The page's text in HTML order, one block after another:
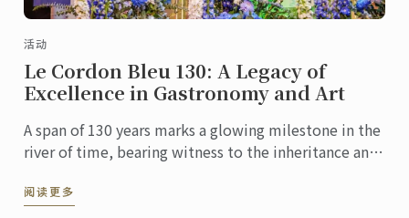
活动
Le Cordon Bleu 130: A Legacy of
Excellence in Gastronomy and Art
A span of 130 years marks a glowing milestone in the
river of time, bearing witness to the inheritance and
阅读更多